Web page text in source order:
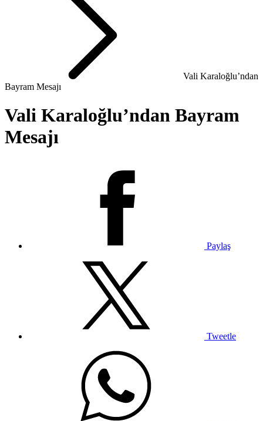
Vali Karaloğlu’ndan
Bayram Mesajı
Vali Karaloğlu’ndan Bayram
Mesajı
Paylaş
Tweetle